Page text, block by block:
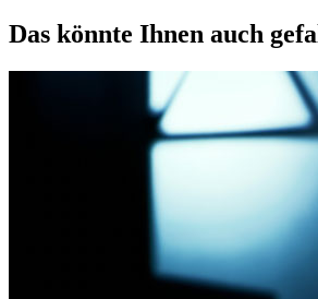
Das könnte Ihnen auch